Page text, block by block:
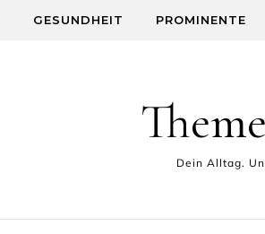
GESUNDHEIT PROMINENTE
Dein Alltag.